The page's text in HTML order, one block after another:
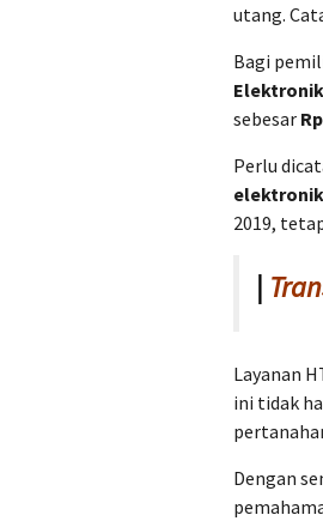
utang.
Bagi
Elektronik
sebesar
Perlu
elektronik
2019,
|
Layanan
ini tidak
Dengan